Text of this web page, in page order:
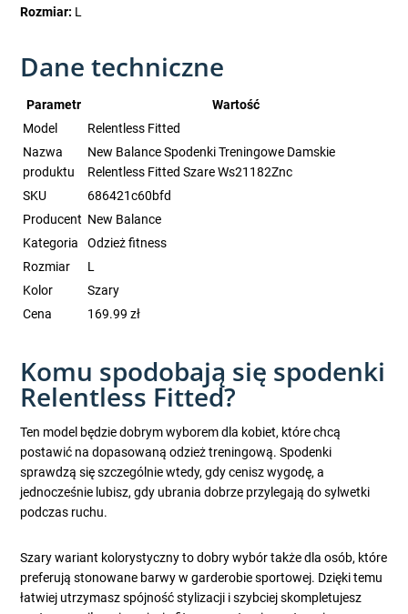
Rozmiar: L
Dane techniczne
Parametr
Wartość
Model
Relentless Fitted
Nazwa
produktu
New Balance Spodenki Treningowe Damskie
Relentless Fitted Szare Ws21182Znc
SKU
686421c60bfd
Producent New Balance
Kategoria
Odzież fitness
Rozmiar
L
Kolor
Szary
Cena
169.99 zł
Komu spodobają się spodenki
Relentless Fitted?
Ten model będzie dobrym wyborem dla kobiet, które chcą
postawić na dopasowaną odzież treningową. Spodenki
sprawdzą się szczególnie wtedy, gdy cenisz wygodę, a
jednocześnie lubisz, gdy ubrania dobrze przylegają do sylwetki
podczas ruchu.
Szary wariant kolorystyczny to dobry wybór także dla osób, które
preferują stonowane barwy w garderobie sportowej. Dzięki temu
łatwiej utrzymasz spójność stylizacji i szybciej skompletujesz